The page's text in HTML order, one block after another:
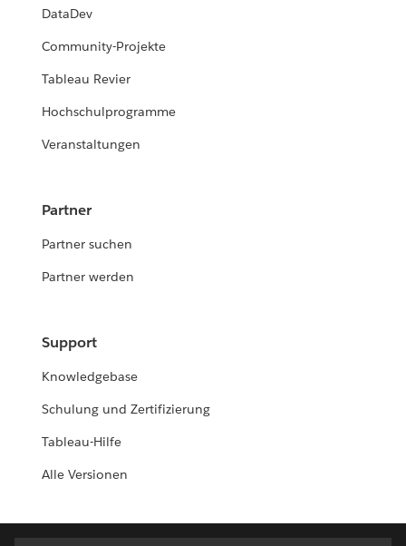
DataDev
Community-Projekte
Tableau Revier
Hochschulprogramme
Veranstaltungen
Partner
Partner suchen
Partner werden
Support
Knowledgebase
Schulung und Zertifizierung
Tableau-Hilfe
Alle Versionen